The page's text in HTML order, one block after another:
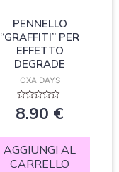
PENNELLO
“GRAFFITI” PER
EFFETTO
DEGRADE
OXA DAYS
Valutato
0
su
8.90 €
AGGIUNGI AL
CARRELLO